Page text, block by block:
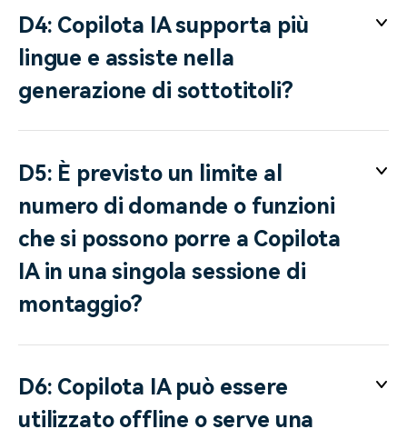
D4: Copilota IA supporta più
lingue e assiste nella
generazione di sottotitoli?
D5: È previsto un limite al
numero di domande o funzioni
che si possono porre a Copilota
IA in una singola sessione di
montaggio?
D6: Copilota IA può essere
utilizzato offline o serve una